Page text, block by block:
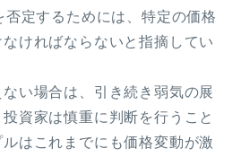
定するためには、特定の価格
ければならないと指摘してい
い場合は、引き続き弱気の展
資家は慎重に判断を行うこと
はこれまでにも価格変動が激